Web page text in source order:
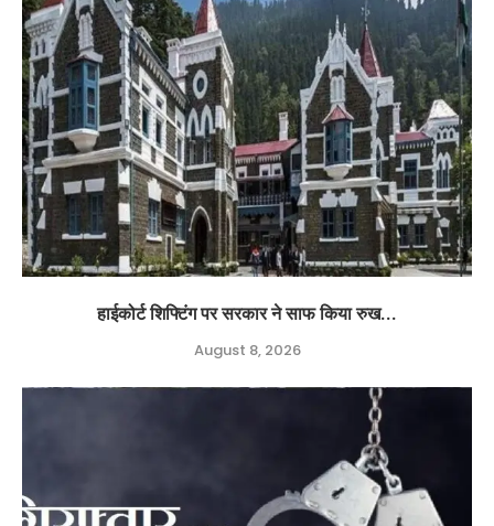
हाईकोर्ट शिफ्टिंग पर सरकार ने साफ किया रुख...
August 8, 2026